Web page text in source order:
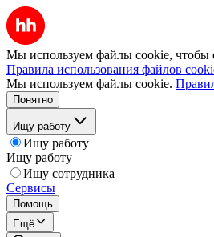
Мы используем файлы cookie, чтобы
Правила использования файлов
Мы используем файлы cookie.
Понятно
Ищу работу
Ищу работу
Ищу работу
Ищу сотрудника
Сервисы
Помощь
Ещё